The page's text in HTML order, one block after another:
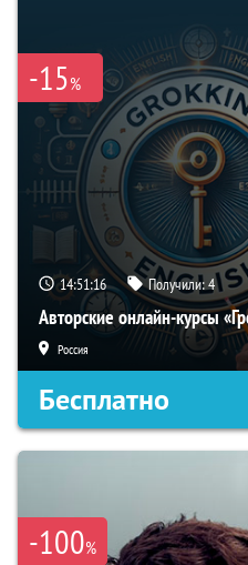
-15%
14:51:15 Получили:4
Авторские онлайн-курсы
Россия
Бесплатно
-100%